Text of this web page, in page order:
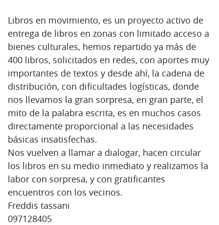
Libros en movimiento, es un proyecto activo de
entrega de libros en zonas con limitado acceso a
bienes culturales, hemos repartido ya más de
400 libros, solicitados en redes, con aportes muy
importantes de textos y desde ahí, la cadena de
distribución, con dificultades logísticas, donde
nos llevamos la gran sorpresa, en gran parte, el
mito de la palabra escrita, es en muchos casos
directamente proporcional a las necesidades
básicas insatisfechas.
Nos vuelven a llamar a dialogar, hacen circular
los libros en su medio inmediato y realizamos la
labor con sorpresa, y con gratificantes
encuentros con los vecinos.
Freddis tassani
097128405